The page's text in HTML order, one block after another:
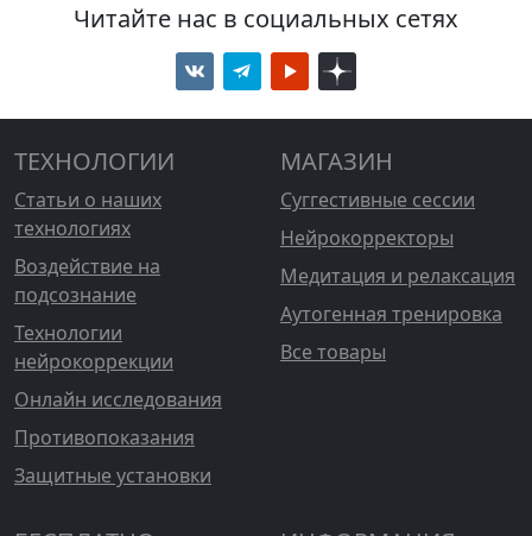
Читайте нас в социальных сетях
ТЕХНОЛОГИИ
Статьи о наших
технологиях
Воздействие на
подсознание
Технологии
нейрокоррекции
Онлайн исследования
Противопоказания
Защитные установки
МАГАЗИН
Суггестивные сессии
Нейрокорректоры
Медитация и релаксация
Аутогенная тренировка
Все товары